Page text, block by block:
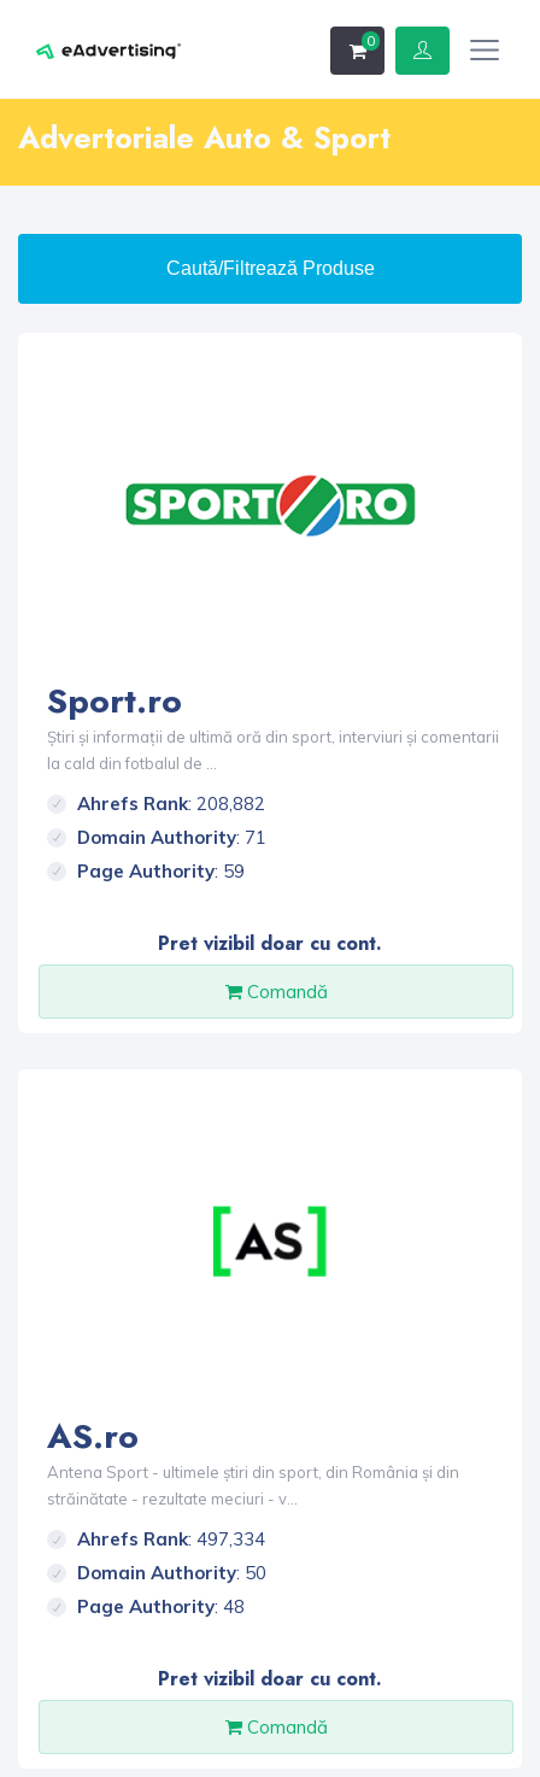
0
Advertoriale Auto & Sport
Caută/Filtrează Produse
Sport.ro
Știri și informații de ultimă oră din sport, interviuri și comentarii
la cald din fotbalul de ...
Ahrefs Rank: 208,882
Domain Authority: 71
Page Authority: 59
Pret vizibil doar cu cont.
Comandă
AS.ro
Antena Sport - ultimele știri din sport, din România și din
străinătate - rezultate meciuri - v...
Ahrefs Rank: 497,334
Domain Authority: 50
Page Authority: 48
Pret vizibil doar cu cont.
Comandă